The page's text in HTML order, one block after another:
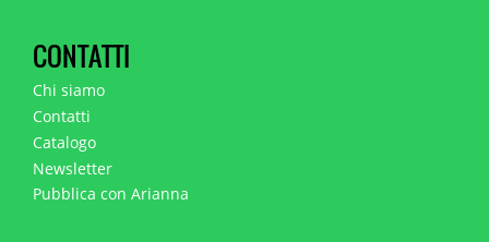
CONTATTI
Chi siamo
Contatti
Catalogo
Newsletter
Pubblica con Arianna